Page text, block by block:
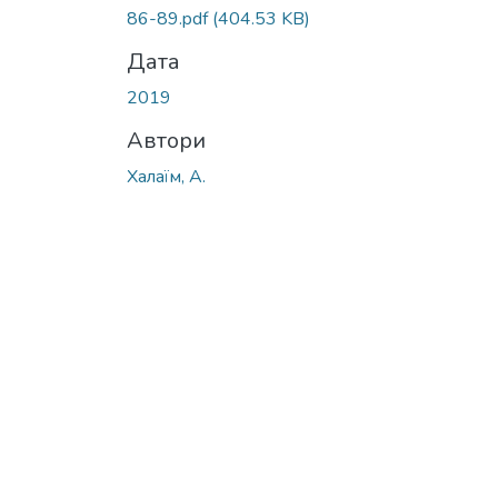
86-89.pdf(404.53 KB)
Дата
2019
Автори
Халаїм, А.